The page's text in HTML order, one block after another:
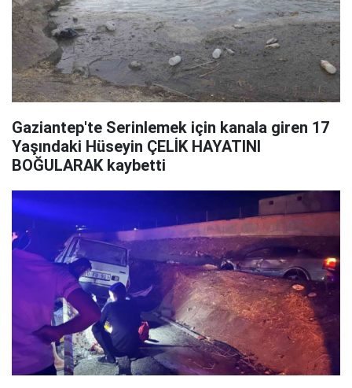
Gaziantep'te Serinlemek için kanala giren 17
Yaşındaki Hüseyin ÇELİK HAYATINI
BOĞULARAK kaybetti